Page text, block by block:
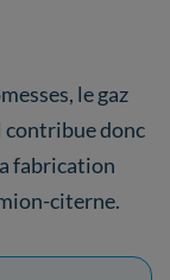
le gaz
contribue donc
fabrication
citerne.